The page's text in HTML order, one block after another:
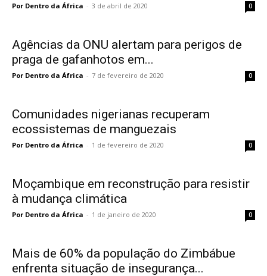
Por Dentro da África - 3 de abril de 2020 0
Agências da ONU alertam para perigos de
praga de gafanhotos em...
Por Dentro da África - 7 de fevereiro de 2020 0
Comunidades nigerianas recuperam
ecossistemas de manguezais
Por Dentro da África - 1 de fevereiro de 2020 0
Moçambique em reconstrução para resistir
à mudança climática
Por Dentro da África - 1 de janeiro de 2020 0
Mais de 60% da população do Zimbábue
enfrenta situação de insegurança...